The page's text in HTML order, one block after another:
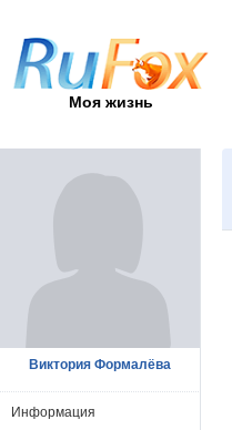
Моя жизнь
Виктория Формалёва
Информация